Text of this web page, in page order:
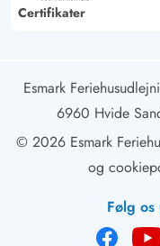
Certifikater
Esmark
6960 Hvide
© 2026 Esmark
og
Følg